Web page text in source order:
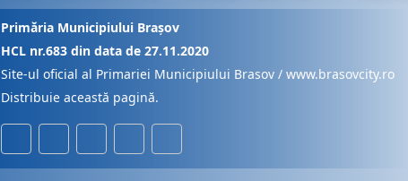
Primăria Municipiului Brașov
HCL nr.683 din data de 27.11.2020
Site-ul oficial al Primariei Municipiului Brasov / www.brasovcity.ro
Distribuie această pagină.